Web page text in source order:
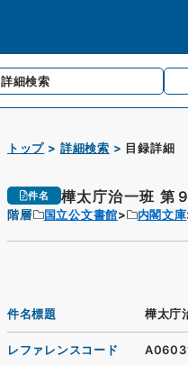
詳細検索
トップ 詳細検索 目録詳細
件名 樺太庁治一班 第
階層 国立公文書館 内閣文庫
件名標題 樺太庁
レファレンスコード